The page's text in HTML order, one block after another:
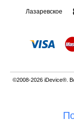
Лазаревское
©2008-2026 iDevice®.